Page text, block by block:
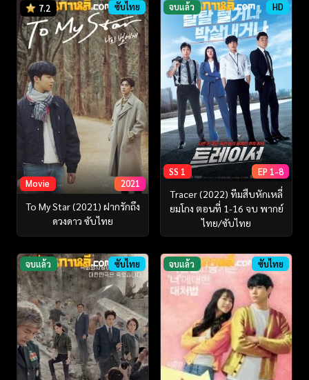
7.2 ซับไทย
Movie 2021
To My Star (2021) ฝากรักถึง
ดวงดาว ซับไทย
จบแล้ว HD
SS 1 EP 1-8
Tracer (2022) ทีมสืบหักเหลี่
ยมโกง ตอนที่ 1-16 จบ พากย์
ไทย/ซับไทย
จบแล้ว ซับไทย จบแล้ว ซับไทย